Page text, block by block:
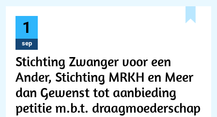
1
sep
Stichting Zwanger voor een
Ander, Stichting MRKH en Meer
dan Gewenst tot aanbieding
petitie m.b.t. draagmoederschap